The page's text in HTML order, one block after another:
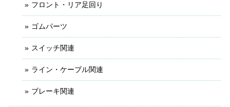
フロント・リア足回り
ゴムパーツ
スイッチ関連
ライン・ケーブル関連
ブレーキ関連